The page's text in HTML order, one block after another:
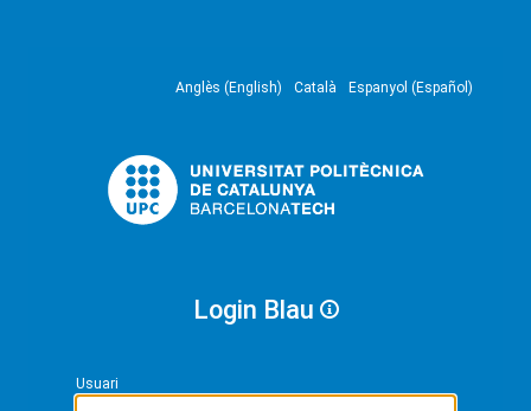
Anglès (English) Català Espanyol (Español)
Login Blau
Usuari